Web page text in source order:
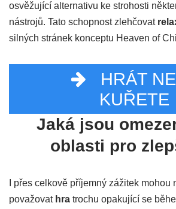
osvěžující alternativu ke strohosti
nástrojů. Tato schopnost zlehčovat
silných stránek konceptu Heaven of
HRÁT
KUŘETE
Jaká jsou
oblasti pro
I přes celkově příjemný zážitek mohou
považovat hra trochu opakující se